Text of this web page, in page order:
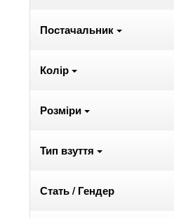
Постачальник
Колір
Розміри
Тип взуття
Стать / Гендер